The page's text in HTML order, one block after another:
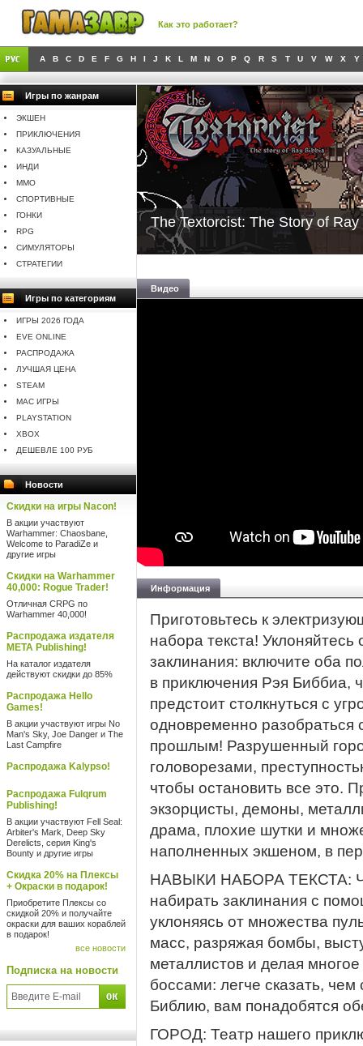
Как это работает?
A B C D E F G H I J K L M N O P Q R S T U V W X Y
Игры по жанрам
ЭКШЕН
ПРИКЛЮЧЕНИЯ
КАЗУАЛЬНЫЕ
ИНДИ
MMO
СПОРТИВНЫЕ
ГОНКИ
RPG
СИМУЛЯТОРЫ
СТРАТЕГИИ
Игры по категориям
ИГРЫ 2026 ГОДА
EVE ONLINE
РАСПРОДАЖА
ЛУЧШАЯ ЦЕНА
STEAM
MAC ИГРЫ
PLAYSTATION
XBOX
ДЕШЕВЛЕ 100 РУБ
Новости
Скидки на игры Nacon!
В акции участвуют
Warhammer: Chaosbane,
Welcome to ParadiZe и
другие игры
Скидки на Warhammer
40,000: Rogue Trader!
Отличная CRPG по
Warhammer 40,000!
Распродажа издателя
META Publishing!
На каталог издателя
действуют скидки до 85%
Распродажа Hello
Games!
В акции участвуют игры No
Man's Sky, Joe Danger и The
Last Campfire
Распродажа Kalypso!
Распродажа Fulqrum
Publishing!
В акции участвуют Fell Seal:
Arbiter's Mark, Deep Sky
Derelicts, серия King's
Bounty и другие игры
Скидка 20% на Плексы
+ Окраски в подарок!
Приобретите Плексы со
скидкой 20% и получайте
окраски для ваших кораблей
в подарок!
все новости
Подписка на новости
The Textorcist: The Story of Ray
Видео
Информация
Приготовьтесь к
набора текста!
заклинания: включите оба
в приключения Рэя Биббиа,
предстоит столкнуться с
одновременно
прошлым! Разрушенный
головорезами,
чтобы остановить все это.
экзорцисты, демоны,
драма, плохие шутки и
наполненных экшеном, в
НАВЫКИ НАБОРА ТЕКСТА:
набирать заклинания с
уклоняясь от множества
масс, разряжая бомбы,
металлистов и делая
боссами: легче сказать,
Библию, вам понадобятся
ГОРОД: Театр нашего